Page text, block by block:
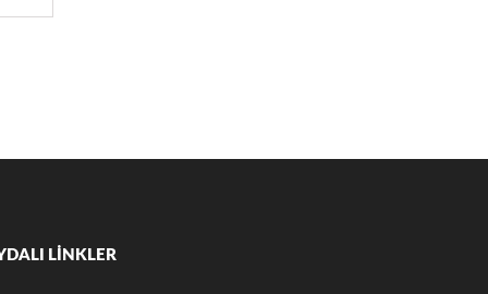
LINKLER